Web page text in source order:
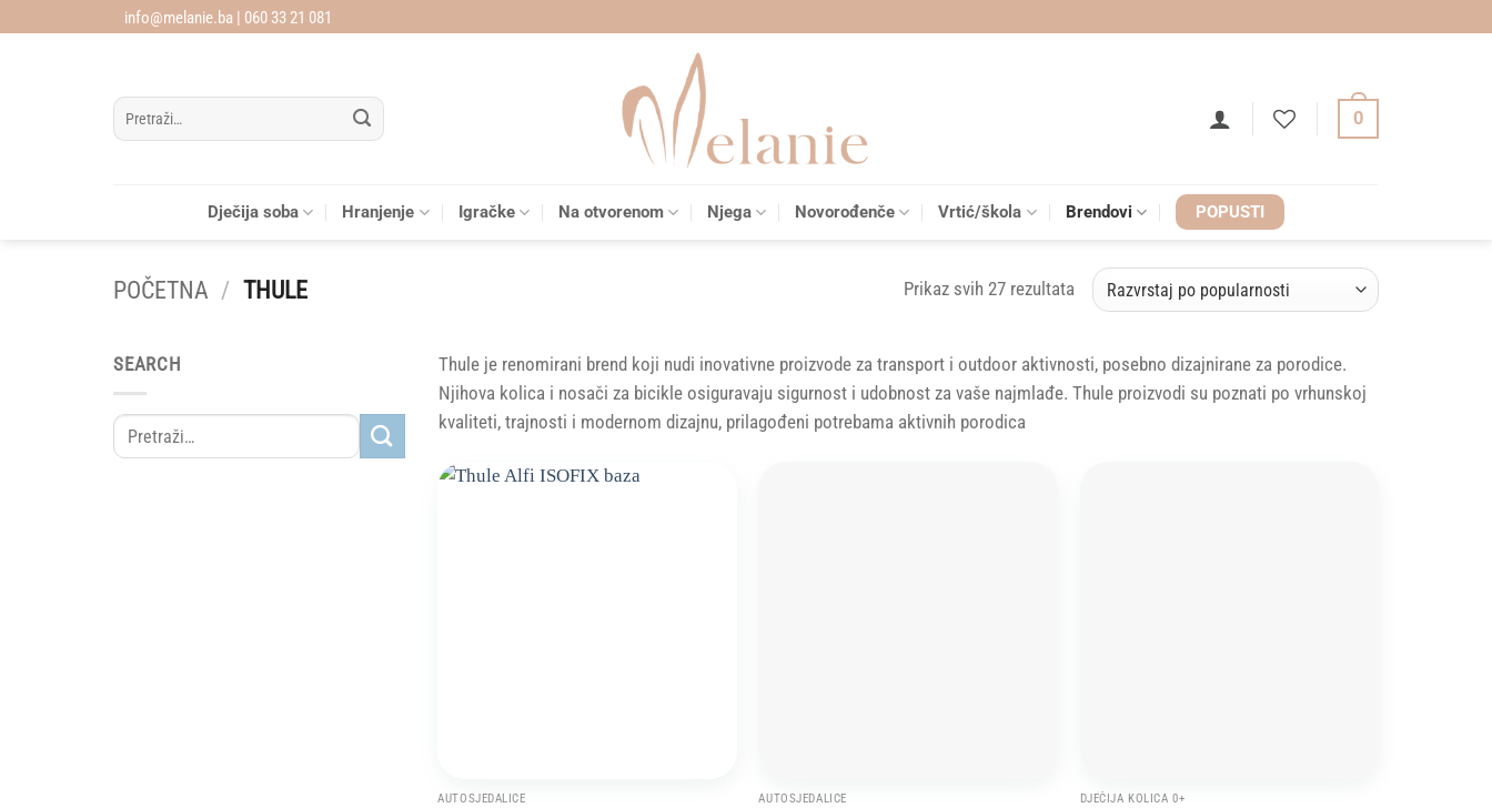
info@melanie.ba | 060 33 21 081
Pretraži:
0
Dječija soba Hranjenje Igračke Na otvorenom Njega Novorođenče Vrtić/škola Brendovi POPUSTI
POČETNA / THULE Prikaz svih 27 rezultataSorted
SEARCH
Thule je renomirani brend koji nudi inovativne proizvode za transport i outdoor aktivnosti, posebno dizajnirane za porodice.
Njihova kolica i nosači za bicikle osiguravaju sigurnost i udobnost za vaše najmlađe. Thule proizvodi su poznati po vrhunskoj
kvaliteti, trajnosti i modernom dizajnu, prilagođeni potrebama aktivnih porodica
AUTOSJEDALICE AUTOSJEDALICE DJEČIJA KOLICA 0+